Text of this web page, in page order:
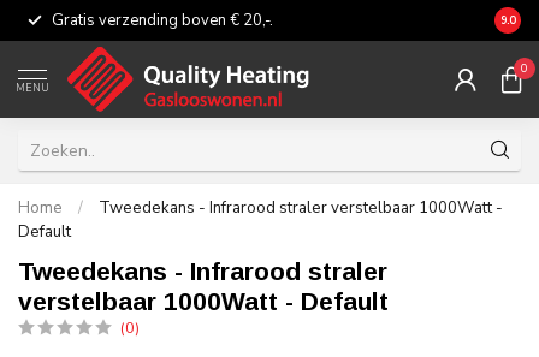
Gratis verzending boven € 20,-. 9.0
MENU
0
Home /
Tweedekans - Infrarood straler verstelbaar 1000Watt -
Default
Tweedekans - Infrarood straler
verstelbaar 1000Watt - Default
(0)